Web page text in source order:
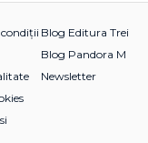
Blog Editura Trei
Blog Pandora M
Newsletter